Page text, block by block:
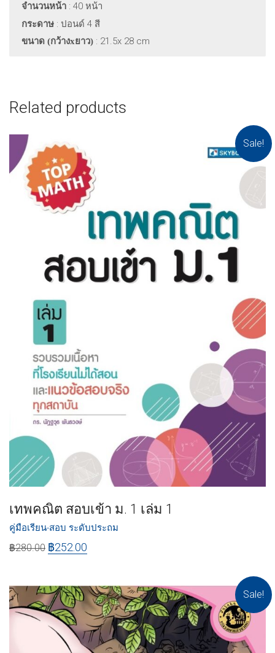
จำนวนหน้า : 40 หน้า
กระดาษ : ปอนด์ 4 สี
ขนาด (กว้างxยาว) : 21.5x 28 cm
Related products
Sale!
เทพคณิต สอบเข้า ม. 1 เล่ม 1
คู่มือเรียน-สอบ ระดับประถม
฿280.00 ฿252.00
Sale!